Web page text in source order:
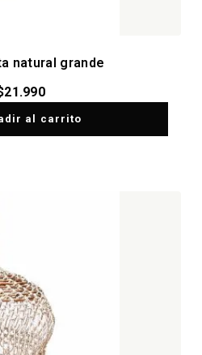
natural grande
21.990
al carrito